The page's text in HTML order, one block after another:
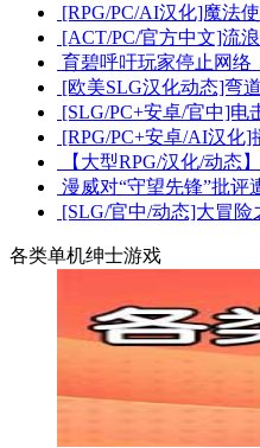
[RPG/PC/AI汉化]魔法
[ACT/PC/官方中文]流
育碧呼吁玩家停止网络
[欧美SLG汉化动态]弯
[SLG/PC+安卓/官中]电
[RPG/PC+安卓/AI汉化
【大型RPG/汉化/动态
漫威对“守望先锋”批评
[SLG/官中/动态]大冒险
各类单机绅士游戏